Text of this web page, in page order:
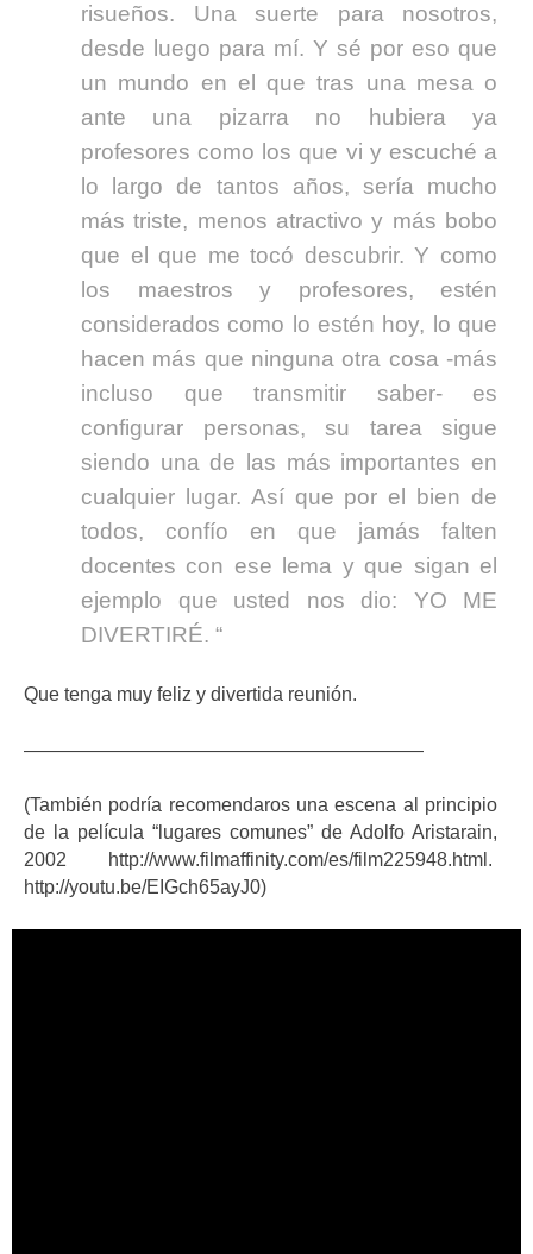
risueños. Una suerte para nosotros,
desde luego para mí. Y sé por eso que
un mundo en el que tras una mesa o
ante una pizarra no hubiera ya
profesores como los que vi y escuché a
lo largo de tantos años, sería mucho
más triste, menos atractivo y más bobo
que el que me tocó descubrir. Y como
los maestros y profesores, estén
considerados como lo estén hoy, lo que
hacen más que ninguna otra cosa -más
incluso que transmitir saber- es
configurar personas, su tarea sigue
siendo una de las más importantes en
cualquier lugar. Así que por el bien de
todos, confío en que jamás falten
docentes con ese lema y que sigan el
ejemplo que usted nos dio: YO ME
DIVERTIRÉ. “
Que tenga muy feliz y divertida reunión.
—————————————————————
(También podría recomendaros una escena al principio
de la película “lugares comunes” de Adolfo Aristarain,
2002 http://www.filmaffinity.com/es/film225948.html.
http://youtu.be/EIGch65ayJ0)